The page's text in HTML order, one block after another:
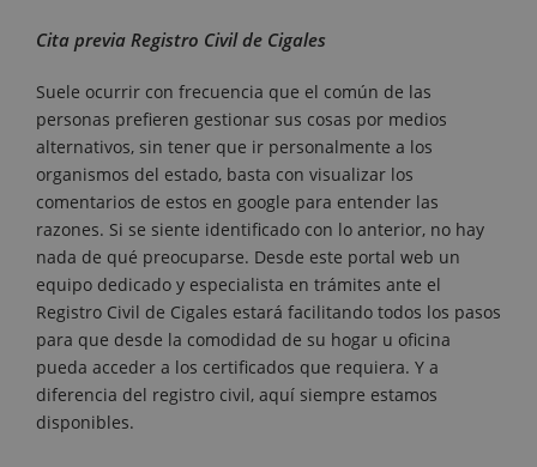
Cita previa Registro Civil de Cigales
Suele ocurrir con frecuencia que el común de las
personas prefieren gestionar sus cosas por medios
alternativos, sin tener que ir personalmente a los
organismos del estado, basta con visualizar los
comentarios de estos en google para entender las
razones. Si se siente identificado con lo anterior, no hay
nada de qué preocuparse. Desde este portal web un
equipo dedicado y especialista en trámites ante el
Registro Civil de Cigales estará facilitando todos los pasos
para que desde la comodidad de su hogar u oficina
pueda acceder a los certificados que requiera. Y a
diferencia del registro civil, aquí siempre estamos
disponibles.